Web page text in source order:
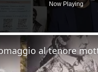
Now Playing